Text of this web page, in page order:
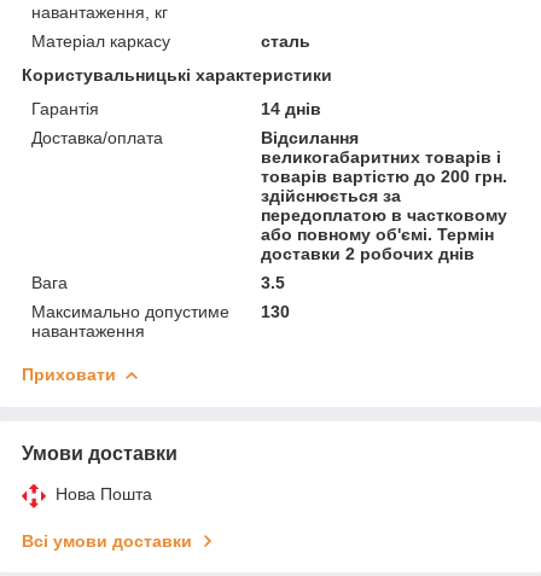
навантаження, кг
Матеріал каркасу
сталь
Користувальницькі характеристики
Гарантія
14 днів
Доставка/оплата
Відсилання
великогабаритних товарів і
товарів вартістю до 200 грн.
здійснюється за
передоплатою в частковому
або повному об'ємі. Термін
доставки 2 робочих днів
Вага
3.5
Максимально допустиме
навантаження
130
Приховати
Умови доставки
Нова Пошта
Всі умови доставки